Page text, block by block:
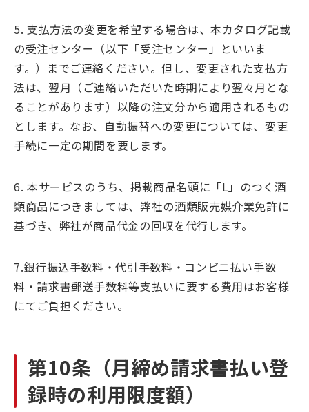
5. 支払方法の変更を希望する場合は、本カタログ記載
の受注センター（以下「受注センター」といいま
す。）までご連絡ください。但し、変更された支払方
法は、翌月（ご連絡いただいた時期により翌々月とな
ることがあります）以降の注文分から適用されるもの
とします。なお、自動振替への変更については、変更
手続に一定の期間を要します。
6. 本サービスのうち、掲載商品名頭に「L」のつく酒
類商品につきましては、弊社の酒類販売媒介業免許に
基づき、弊社が商品代金の回収を代行します。
7.銀行振込手数料・代引手数料・コンビニ払い手数
料・請求書郵送手数料等支払いに要する費用はお客様
にてご負担ください。
第10条（月締め請求書払い登
録時の利用限度額）